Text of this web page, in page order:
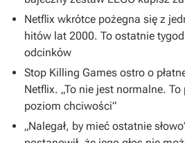
Netflix wkrótce pożegna się z
hitów lat 2000. To ostatnie
odcinków
Stop Killing Games ostro o
Netflix. „To nie jest normalne.
poziom chciwości”
„Nalegał, by mieć ostatnie